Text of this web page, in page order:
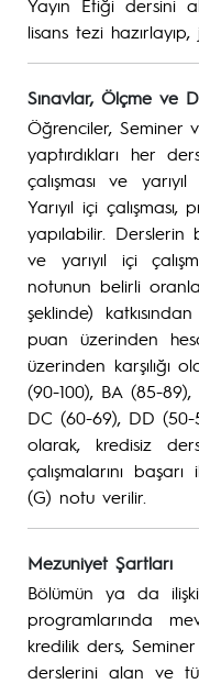
Yayın Etiği dersini
lisans tezi
Sınavlar, Ölçme ve
Öğrenciler, Seminer
yaptırdıkları her
çalışması ve
Yarıyıl içi
yapılabilir.
ve yarıyıl içi
notunun belirli
şeklinde)
puan üzerinden
üzerinden karşılığı
(90-100), BA (85-
DC (60-69), DD (50-
olarak, kredisiz
çalışmalarını
(G) notu verilir.
Mezuniyet Şartları
Bölümün ya da
programlarında
kredilik ders,
derslerini alan ve